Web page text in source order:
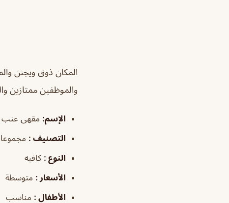
المكان ذوق ويجنن
والموظفين ممتازين
الإسم: مقهى عنب
التصنيف :
النوع : كافيه
الأسعار : متوسطة
الأطفال : مناسب